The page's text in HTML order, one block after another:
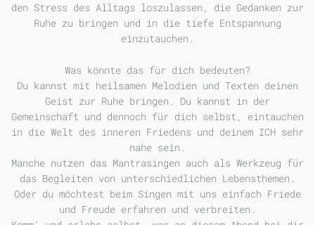
den Stress des Alltags loszulassen, die Gedanken zur
Ruhe zu bringen und in die tiefe Entspannung
einzutauchen.
Was könnte das für dich bedeuten?
Du kannst mit heilsamen Melodien und Texten deinen
Geist zur Ruhe bringen. Du kannst in der
Gemeinschaft und dennoch für dich selbst, eintauchen
in die Welt des inneren Friedens und deinem ICH sehr
nahe sein.
Manche nutzen das Mantrasingen auch als Werkzeug für
das Begleiten von unterschiedlichen Lebensthemen.
Oder du möchtest beim Singen mit uns einfach Friede
und Freude erfahren und verbreiten.